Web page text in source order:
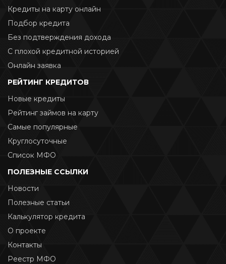
Кредиты на карту онлайн
Подбор кредита
Без подтверждения дохода
С плохой кредитной историей
Онлайн заявка
РЕЙТИНГ КРЕДИТОВ
Новые кредиты
Рейтинг займов на карту
Самые популярные
Круглосуточные
Список МФО
ПОЛЕЗНЫЕ ССЫЛКИ
Новости
Полезные статьи
Калькулятор кредита
О проекте
Контакты
Реестр МФО